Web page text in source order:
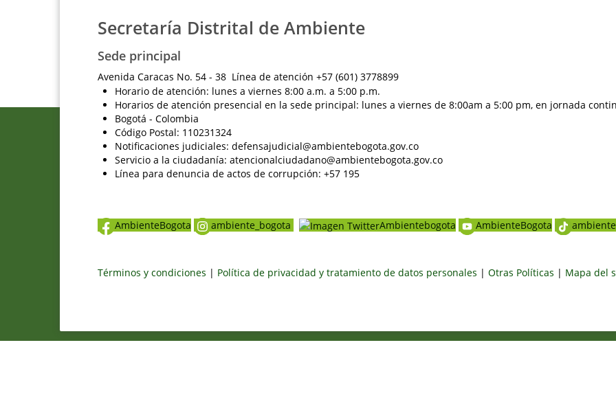
Secretaría Distrital de Ambiente
Sede principal
Avenida Caracas No. 54 - 38 Línea de atención +57 (601) 3778899
Horario de atención: lunes a viernes 8:00 a.m. a 5:00 p.m.
Horarios de atención presencial en la sede principal: lunes a viernes de 8:00am a 5:00 pm, en jornada
Bogotá - Colombia
Código Postal: 110231324
Notificaciones judiciales: defensajudicial@ambientebogota.gov.co
Servicio a la ciudadanía: atencionalciudadano@ambientebogota.gov.co
Línea para denuncia de actos de corrupción: +57 195
AmbienteBogota ambiente_bogota Ambientebogota AmbienteBogota
Términos y condiciones | Política de privacidad y tratamiento de datos personales | Otras Políticas | Mapa del